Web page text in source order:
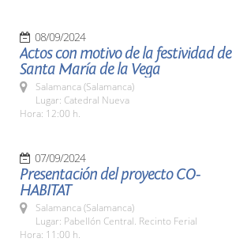
08/09/2024
Actos con motivo de la festividad de
Santa María de la Vega
Salamanca (Salamanca)
Lugar: Catedral Nueva
Hora: 12:00 h.
07/09/2024
Presentación del proyecto CO-
HABITAT
Salamanca (Salamanca)
Lugar: Pabellón Central. Recinto Ferial
Hora: 11:00 h.